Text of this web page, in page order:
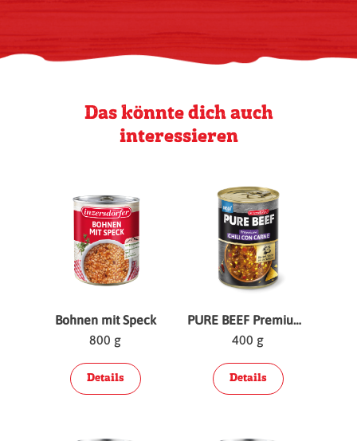
Das könnte dich auch
interessieren
Bohnen mit Speck
800 g
Details
PURE BEEF Premium Chili con Carne
400 g
Details